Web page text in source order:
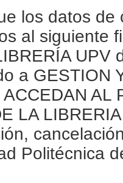
los datos
al siguiente
a GESTION
AL
LA
Politécnica